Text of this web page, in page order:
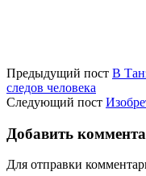
Предыдущий пост В
следов человека
Следующий пост
Добавить
Для отправки